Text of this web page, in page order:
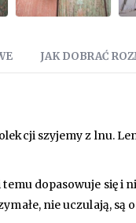
JAK DOBRAĆ
szyjemy z lnu.
temu dopasowuje się
nie uczulają, są